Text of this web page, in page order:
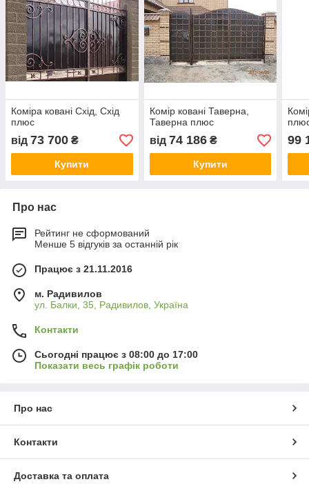
Коміра ковані Схід, Схід
плюс
від 73 700 ₴
Купити
Комір ковані Таверна,
Таверна плюс
від 74 186₴
Купити
99
Про нас
Рейтинг не сформований
Менше 5 відгуків за останній рік
Працює з 21.11.2016
м. Радивилов
ул. Балки, 35, Радивилов, Україна
Контакти
Сьогодні працює з 08:00 до 17:00
Показати весь графік роботи
Про нас
Контакти
Доставка та оплата